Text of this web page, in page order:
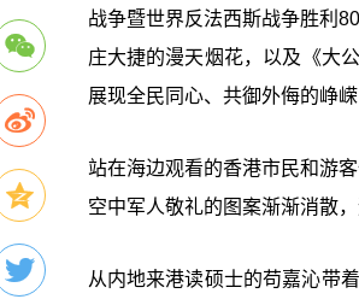
战争暨世界反法西斯战争胜利
庄大捷的漫天烟花，以及《大
展现全民同心、共御外侮的峥嵘
站在海边观看的香港市民和游
空中军人敬礼的图案渐渐消散
从内地来港读硕士的苟嘉沁带